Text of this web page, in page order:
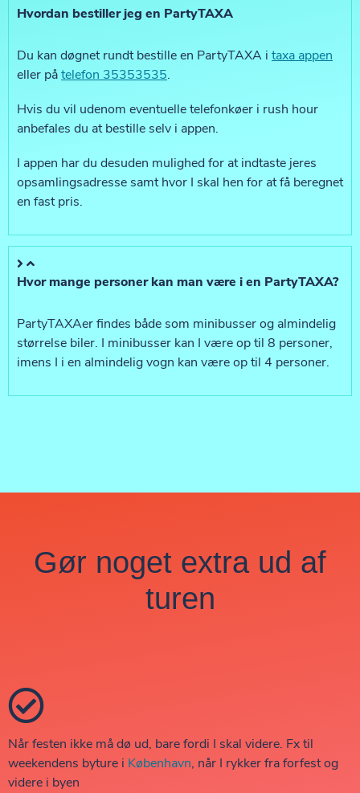
Hvordan bestiller jeg en PartyTAXA
Du kan døgnet rundt bestille en PartyTAXA i taxa appen
eller påtelefon 35353535.
Hvis du vil udenom eventuelle telefonkøer i rush hour
anbefales du at bestille selv i appen.
I appen har du desuden mulighed for at indtaste jeres
opsamlingsadresse samt hvor I skal hen for at få beregnet
en fast pris.
Hvor mange personer kan man være i en PartyTAXA?
PartyTAXAer findes både som minibusser og almindelig
størrelse biler. I minibusser kan I være op til 8 personer,
imens I i en almindelig vogn kan være op til 4 personer.
Gør noget extra ud af
turen
Når festen ikke må dø ud, bare fordi I skal videre. Fx til
weekendens byture i København, når I rykker fra forfest og
videre i byen